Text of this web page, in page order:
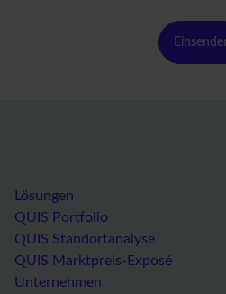
Lösungen
QUIS Portfolio
QUIS Standortanalyse
QUIS Marktpreis-Exposé
Unternehmen